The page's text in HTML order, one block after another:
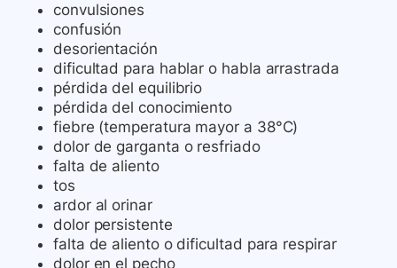
convulsiones
confusión
desorientación
dificultad para hablar o habla arrastrada
pérdida del equilibrio
pérdida del conocimiento
fiebre (temperatura mayor a 38°C)
dolor de garganta o resfriado
falta de aliento
tos
ardor al orinar
dolor persistente
falta de aliento o dificultad para respirar
dolor en el pecho